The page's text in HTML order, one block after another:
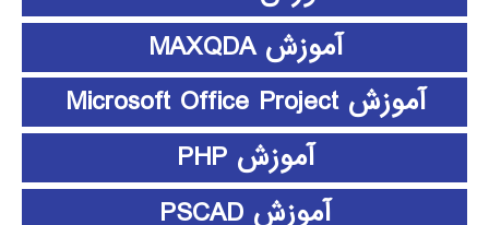
آموزش MAXQDA
آموزش Microsoft Office Project
آموزش PHP
آموزش PSCAD